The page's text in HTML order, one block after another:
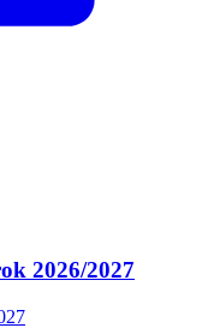
2026/2027